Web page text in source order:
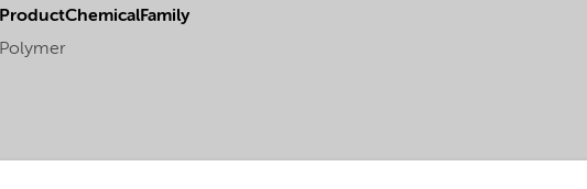
ProductChemicalFamily
Polymer